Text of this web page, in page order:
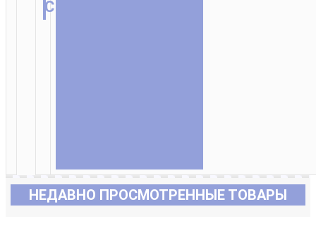
C
НЕДАВНО ПРОСМОТРЕННЫЕ ТОВАРЫ